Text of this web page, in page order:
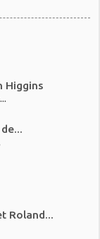
Higgins
Roland...